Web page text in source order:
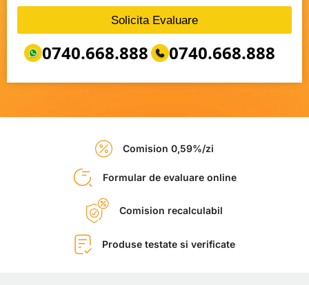
Solicita Evaluare
0740.668.888 0740.668.888
Comision 0,59%/zi
Formular de evaluare online
Comision recalculabil
Produse testate si verificate